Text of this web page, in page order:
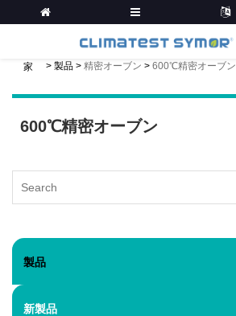
家 > 製品 > 精密オーブン > 600℃精密オーブン
600℃精密オーブン
製品
新製品